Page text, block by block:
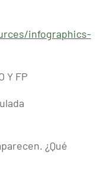
infographics-
Y FP
¿Qué